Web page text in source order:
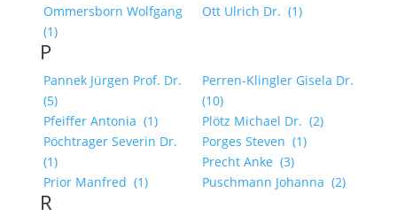
Ommersborn Wolfgang
(1)
Ott Ulrich Dr. (1)
P
Pannek Jürgen Prof. Dr.
(5)
Perren-Klingler Gisela Dr.
(10)
Pfeiffer Antonia (1) Plötz Michael Dr. (2)
Pöchtrager Severin Dr.
(1)
Porges Steven (1)
Precht Anke (3)
Prior Manfred (1) Puschmann Johanna (2)
R